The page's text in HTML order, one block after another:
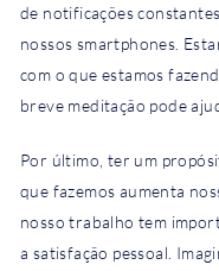
de notificações
nossos smartphones.
com o que estamos
breve meditação pode
Por último, ter um
que fazemos aumenta
nosso trabalho tem
a satisfação pessoal.